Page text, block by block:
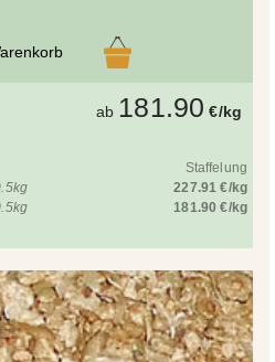
ab 181.90 €/kg
Staffelung
227.91 €/kg
181.90 €/kg